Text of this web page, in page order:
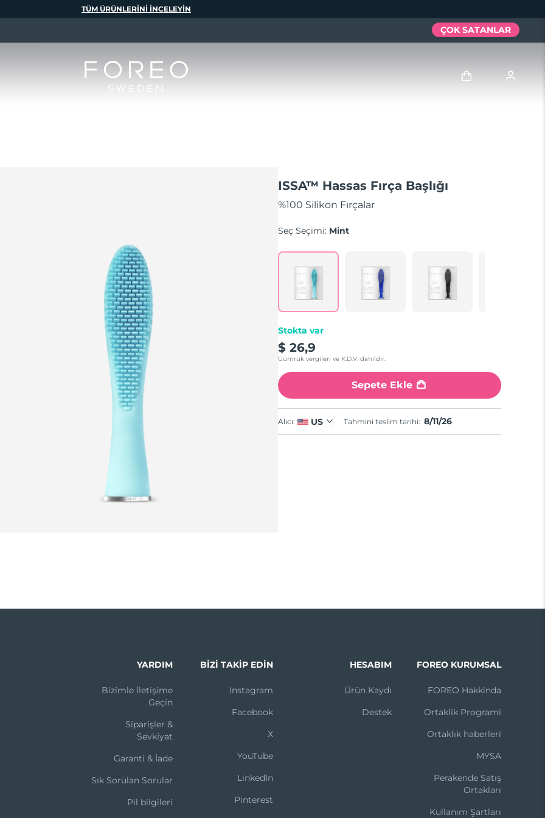
ISSA™ Hassas Fırça Başlığı
%100 Silikon Fırçalar
Seç Seçimi: Mint
Stokta var
$ 26,9
Gümrük vergileri ve K.D.V. dahildir.
Sepete Ekle
Alıcı: US Tahmini teslim tarihi: 8/11/26
TÜM ÜRÜNLERINI INCELEYIN
ÇOK SATANLAR
YARDIM
Bi̇zi̇mle İleti̇şi̇me
Geçi̇n
Si̇pari̇şler &
Sevki̇yat
Garanti̇ & İade
Sık Sorulan Sorular
Pil bilgileri
BIZI TAKIP EDIN
Instagram
Facebook
X
YouTube
LinkedIn
Pinterest
HESABIM
Ürün Kaydı
Destek
FOREO KURUMSAL
FOREO Hakkinda
Ortaklik Programi
Ortaklık haberleri
MYSA
Perakende Satış
Ortakları
Kullanım Şartları